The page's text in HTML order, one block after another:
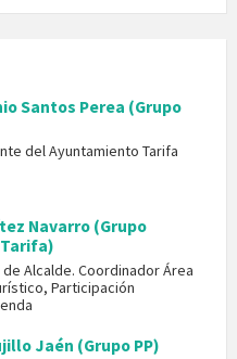
Santos Perea (Grupo
del Ayuntamiento Tarifa
Navarro (Grupo
Alcalde. Coordinador Área
Participación
Jaén (Grupo PP)